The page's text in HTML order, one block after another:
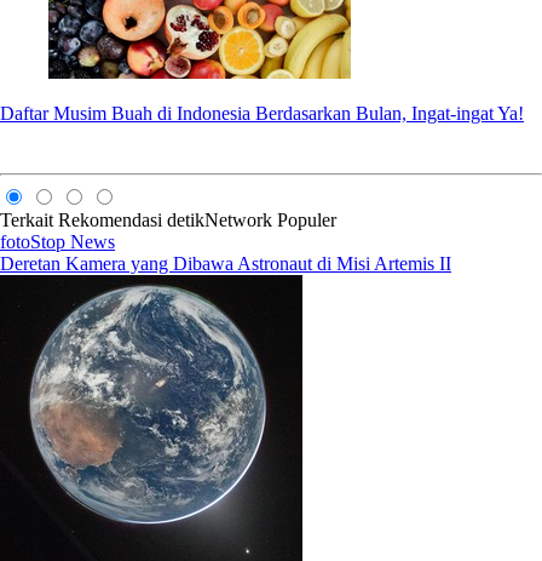
Daftar Musim Buah di Indonesia Berdasarkan Bulan, Ingat-ingat Ya!
Terkait Rekomendasi detikNetwork Populer
fotoStop News
Deretan Kamera yang Dibawa Astronaut di Misi Artemis II